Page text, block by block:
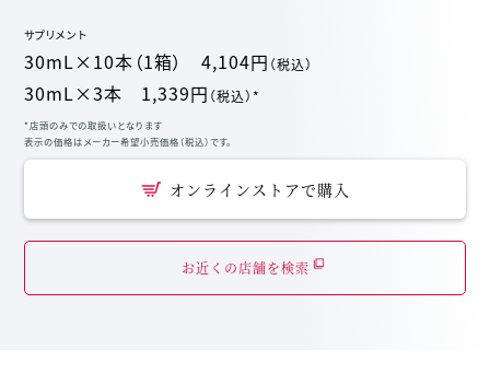
サプリメント
30mL×10本（1箱） 4,104円 （税込）
30mL×3本 1,339円 （税込）*
*店頭のみでの取扱いとなります
表示の価格はメーカー希望小売価格（税込）です。
オンラインストアで購入
お近くの店舗を検索